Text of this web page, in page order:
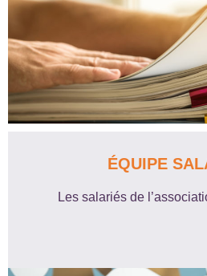
ÉQUIPE
Les salariés de